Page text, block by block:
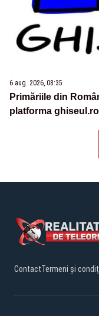
6 aug. 2026, 08:35
Primăriile din
platforma
ContactTermeni și